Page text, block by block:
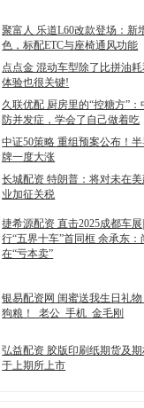
聚富人 乐道L60改款登场：新
色，标配ETC与座椅通风功能
点点金 混动车型除了比拼油
体验也很关键!
久联优配 厨房里的“控糖方”
防并发症，学会了自己做着吃
中证50策略 重组预案公布！
牌一度大涨
长城配资 特朗普：将对未在
业加征关税
捷希源配资 直击2025成都车
行“五界十车”首同框 余承东：
在“亏本卖”
银易配资网 闺蜜送我生日礼
狗粮！_老公_手机_金毛刚
弘益配资 胶版印刷纸期货及
于上期所上市